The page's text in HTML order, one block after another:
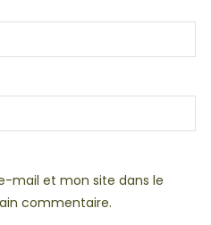
mail et mon site dans le
commentaire.